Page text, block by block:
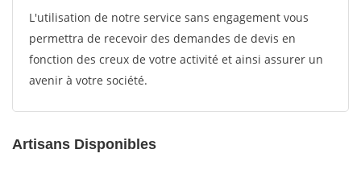
L'utilisation de notre service sans engagement vous
permettra de recevoir des demandes de devis en
fonction des creux de votre activité et ainsi assurer un
avenir à votre société.
Artisans Disponibles